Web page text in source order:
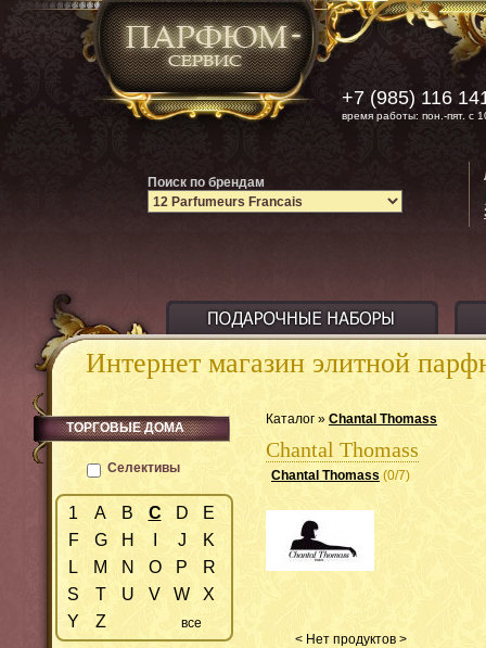
Интернет магазин элитной
Каталог » Chantal Thomass
Chantal Thomass
Chantal Thomass (0/7)
< Нет продуктов >
ТОРГОВЫЕ ДОМА
Селективы
1 A B C D
E
F
G H J
K
L
M N O P
R
S
T U V W
X
Y
Z все
+7 (985) 116
время работы: пон.-пят. с
Поиск по брендам